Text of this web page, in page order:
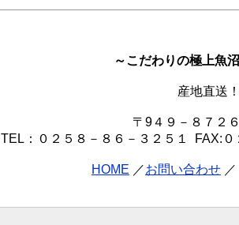
～こだわりの極上魚
産地直送
〒9４９－８７２
TEL：０２５８－８６－３２５１ FAX:
HOME ／お問い合わせ ／